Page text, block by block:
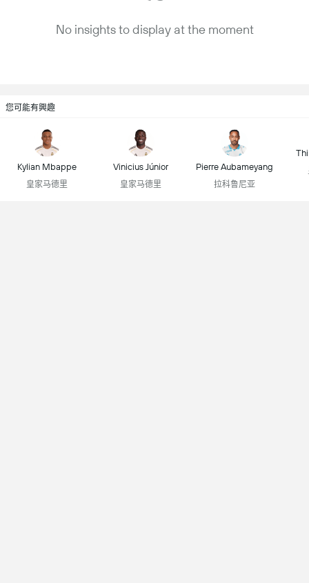
No insights to display at the moment
您可能有興趣
Kylian Mbappe
皇家马德里
Vinicius Júnior
皇家马德里
Pierre Aubameyang
拉科鲁尼亚